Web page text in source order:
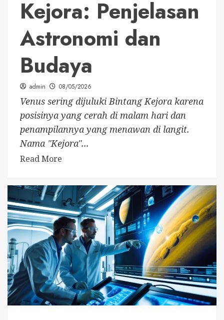
Kejora: Penjelasan
Astronomi dan
Budaya
admin 08/05/2026
Venus sering dijuluki Bintang Kejora karena
posisinya yang cerah di malam hari dan
penampilannya yang menawan di langit.
Nama "Kejora"...
Read More